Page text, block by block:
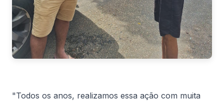
"Todos os anos, realizamos essa ação com muita